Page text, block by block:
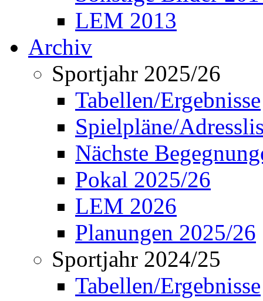
LEM 2013
Archiv
Sportjahr 2025/26
Tabellen/Ergebnisse
Spielpläne/
Nächste
Pokal 2025/26
LEM 2026
Planungen 2025/26
Sportjahr 2024/25
Tabellen/Ergebnisse